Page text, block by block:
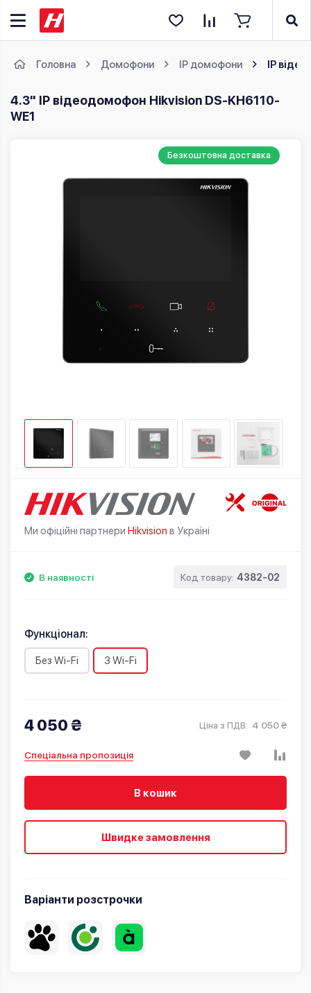
Головна Домофони IP домофони IP
4.3" IP відеодомофон Hikvision DS-KH6110-
WE1
Безкоштовна доставка
Ми офіційні партнери Hikvision в Україні
В наявності Код товару: 4382-02
Функціонал:
Без Wi-Fi З Wi-Fi
4 050 ₴ Ціна з ПДВ: 4 050 ₴
Спеціальна пропозиція
В кошик
Швидке замовлення
Варіанти розстрочки